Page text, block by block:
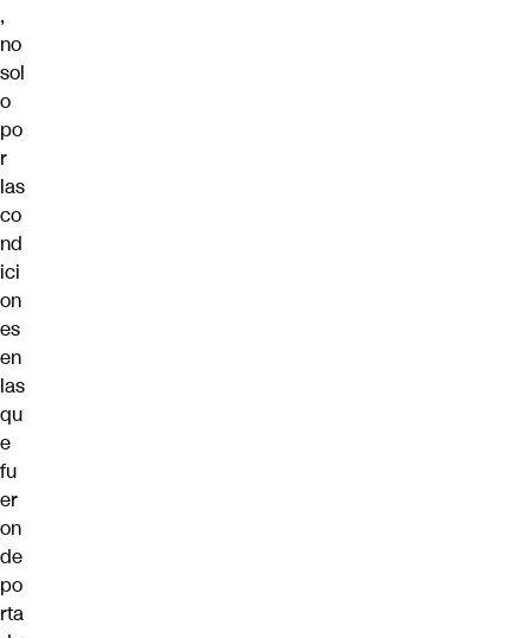
,
no
sol
o
po
r
las
co
nd
ici
on
es
en
las
qu
e
fu
er
on
de
po
rta